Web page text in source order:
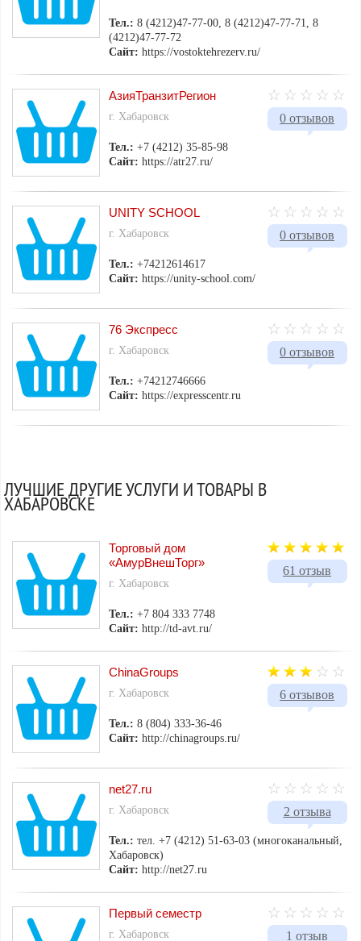
Тел.:8 (4212)47-77-00, 8 (4212)47-77-71, 8
(4212)47-77-72
Сайт: https://vostoktehrezerv.ru/
0 отзывов
АзияТранзитРегион
г. Хабаровск
Тел.:+7 (4212) 35-85-98
Сайт: https://atr27.ru/
0 отзывов
UNITY SCHOOL
г. Хабаровск
Тел.:+74212614617
Сайт: https://unity-school.com/
0 отзывов
76 Экспресс
г. Хабаровск
Тел.:+74212746666
Сайт: https://expresscentr.ru
ЛУЧШИЕ ДРУГИЕ УСЛУГИ И ТОВАРЫ В
ХАБАРОВСКЕ
61 отзыв
Торговый дом
«АмурВнешТорг»
г. Хабаровск
Тел.:+7 804 333 7748
Сайт: http://td-avt.ru/
6 отзывов
ChinaGroups
г. Хабаровск
Тел.:8 (804) 333-36-46
Сайт: http://chinagroups.ru/
2 отзыва
net27.ru
г. Хабаровск
Тел.:тел. +7 (4212) 51-63-03 (многоканальный,
Хабаровск)
Сайт: http://net27.ru
1 отзыв
Первый семестр
г. Хабаровск